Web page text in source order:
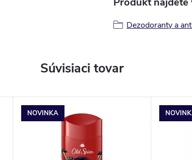
Dezodoranty a
Súvisiaci tovar
NOVINKA